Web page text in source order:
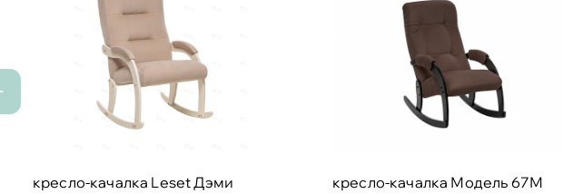
кресло-качалка Leset Дэми кресло-качалка Модель 67М